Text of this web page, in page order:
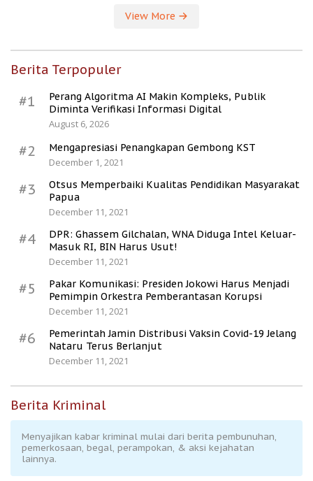
View More
Berita Terpopuler
#1
Perang Algoritma AI Makin Kompleks, Publik
Diminta Verifikasi Informasi Digital
August 6, 2026
#2
Mengapresiasi Penangkapan Gembong KST
December 1, 2021
#3
Otsus Memperbaiki Kualitas Pendidikan Masyarakat
Papua
December 11, 2021
#4
DPR: Ghassem Gilchalan, WNA Diduga Intel Keluar-
Masuk RI, BIN Harus Usut!
December 11, 2021
#5
Pakar Komunikasi: Presiden Jokowi Harus Menjadi
Pemimpin Orkestra Pemberantasan Korupsi
December 11, 2021
#6
Pemerintah Jamin Distribusi Vaksin Covid-19 Jelang
Nataru Terus Berlanjut
December 11, 2021
Berita Kriminal
Menyajikan kabar kriminal mulai dari berita pembunuhan,
pemerkosaan, begal, perampokan, & aksi kejahatan
lainnya.